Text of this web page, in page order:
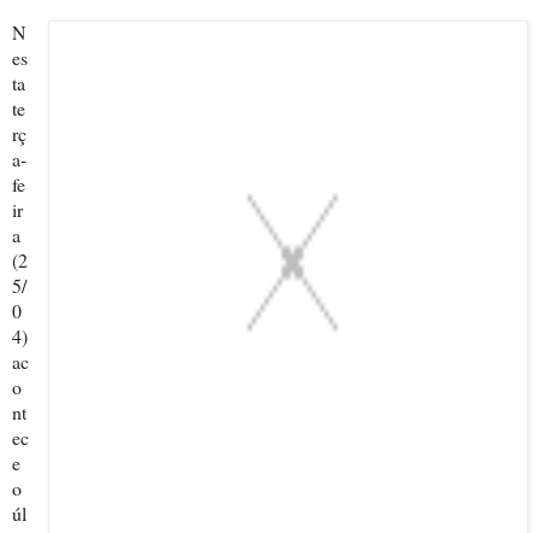
N
es
ta
te
rç
a-
fe
ir
a
(2
5/
0
4)
ac
o
nt
ec
e
o
úl